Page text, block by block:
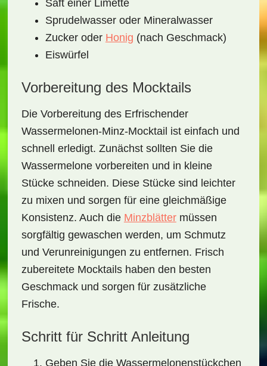
Saft einer Limette
Sprudelwasser oder Mineralwasser
Zucker oder Honig (nach Geschmack)
Eiswürfel
Vorbereitung des Mocktails
Die Vorbereitung des Erfrischender
Wassermelonen-Minz-Mocktail ist einfach und
schnell erledigt. Zunächst sollten Sie die
Wassermelone vorbereiten und in kleine
Stücke schneiden. Diese Stücke sind leichter
zu mixen und sorgen für eine gleichmäßige
Konsistenz. Auch die Minzblättermüssen
sorgfältig gewaschen werden, um Schmutz
und Verunreinigungen zu entfernen. Frisch
zubereitete Mocktails haben den besten
Geschmack und sorgen für zusätzliche
Frische.
Schritt für Schritt Anleitung
Geben Sie die Wassermelonenstückchen